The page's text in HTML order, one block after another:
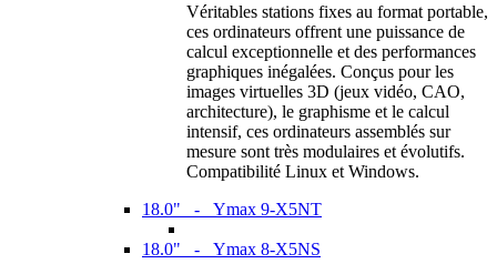
Véritables stations fixes au format portable,
ces ordinateurs offrent une puissance de
calcul exceptionnelle et des performances
graphiques inégalées. Conçus pour les
images virtuelles 3D (jeux vidéo, CAO,
architecture), le graphisme et le calcul
intensif, ces ordinateurs assemblés sur
mesure sont très modulaires et évolutifs.
Compatibilité Linux et Windows.
18.0" - Ymax 9-X5NT
18.0" - Ymax 8-X5NS